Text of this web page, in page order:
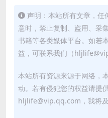
声明：本站所有文章，任
意时，禁止复制、盗用、采
书籍等各类媒体平台。如若
益，可联系我们（
本站所有资源来源于网络，
动。若有侵犯您的权益请提
hljlife@vip.qq.com，我将及